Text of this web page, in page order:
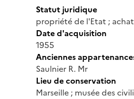
Statut juridique
propriété de l'Etat ;
Date d'acquisition
1955
Anciennes
Saulnier R. Mr
Lieu de conservation
Marseille ; musée des